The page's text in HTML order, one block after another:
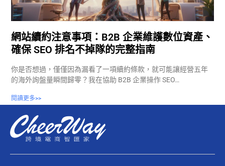
網站續約注意事項：B2B 企業維護數位資產、
確保 SEO 排名不掉隊的完整指南
你是否想過，僅僅因為漏看了一項續約條款，就可能讓經營五年
的海外詢盤量瞬間歸零？我在協助 B2B 企業操作 SEO…
閱讀更多>>